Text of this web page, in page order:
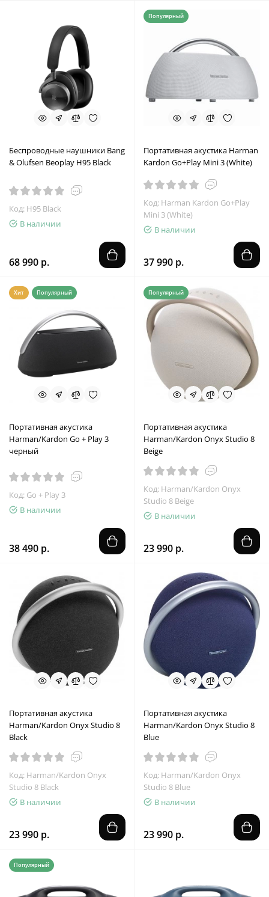
Беспроводные наушники Bang
& Olufsen Beoplay H95 Black
Код: H95 Black
В наличии
68 990 р.
Популярный
Портативная акустика Harman
Kardon Go+Play Mini 3 (White)
Код: Harman Kardon Go+Play
Mini 3 (White)
В наличии
37 990 р.
Хит Популярный
Портативная акустика
Harman/Kardon Go + Play 3
черный
Код: Go + Play 3
В наличии
38 490 р.
Популярный
Портативная акустика
Harman/Kardon Onyx Studio 8
Beige
Код: Harman/Kardon Onyx
Studio 8 Beige
В наличии
23 990 р.
Портативная акустика
Harman/Kardon Onyx Studio 8
Black
Код: Harman/Kardon Onyx
Studio 8 Black
В наличии
23 990 р.
Портативная акустика
Harman/Kardon Onyx Studio 8
Blue
Код: Harman/Kardon Onyx
Studio 8 Blue
В наличии
23 990 р.
Популярный